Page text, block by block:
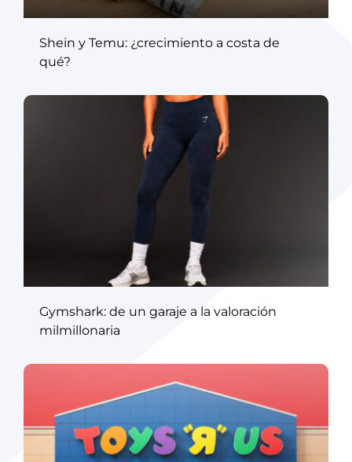
Shein y Temu: ¿crecimiento a costa de
qué?
Gymshark: de un garaje a la valoración
milmillonaria